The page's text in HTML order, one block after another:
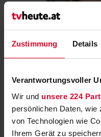
Zustimmung Details
Verantwortungsvoller
Wir und unsere 224
persönlichen Daten,
von Technologien wie
Ihrem Gerät zu
Krisen, Ängste,
fragt: Was bringen
Explodierende Preise bei
Hier klicken
Teilen